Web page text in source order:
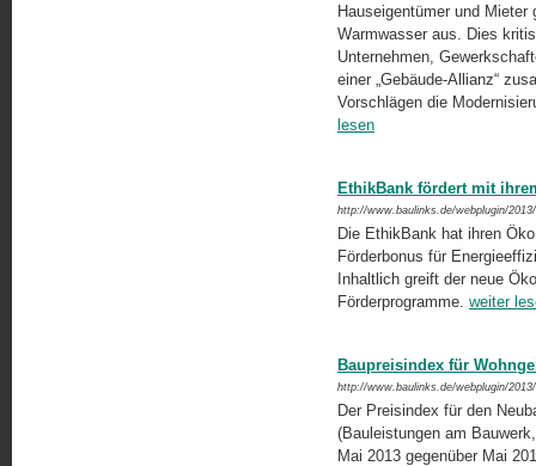
Hauseigentümer und
Warmwasser aus. Dies
Unternehmen,
einer „Gebäude-Allianz“
Vorschlägen die
lesen
EthikBank fördert mit
http://www.baulinks.de/webplugin/
Die EthikBank hat ihren
Förderbonus für
In­haltlich greift der neue
För­derprogramme. weiter
Baupreisindex für
http://www.baulinks.de/webplugin/
Der Preisindex für den
(Bauleistungen am
Mai 2013 gegenüber Mai